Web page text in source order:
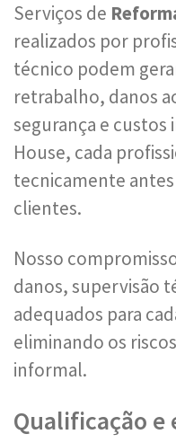
Serviços de
realizados por
técnico podem
retrabalho, danos
segurança e custos
House, cada
tecnicamente
clientes.
Nosso
danos, supervisão
adequados para
eliminando os
informal.
Qualificação e